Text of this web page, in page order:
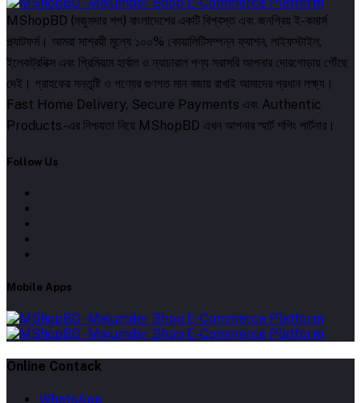
MShopBD (মজুমদার শপ) বাংলাদেশের একটি বিশ্বস্ত এবং জনপ্রিয় ই-কমার্স
প্ল্যাটফর্ম। আমরা সাশ্রয়ী মূল্যে ১০০% কোয়ালিটিসম্পন্ন ফ্যাশন, লাইফস্টাইল,
ইলেকট্রনিক্স এবং প্রিমিয়াম হার্বাল ও ন্যাচারাল পণ্য সরাসরি আপনার দোরগোড়ায় পৌঁছে
দেই। গ্রাহকের সন্তুষ্টি ও পণ্যের গুণগত মান বজায় রাখাই আমাদের প্রধান লক্ষ্য।
Fast Home Delivery, Secure Payments এবং Authentic
Products-এর নিশ্চয়তা নিয়ে MShopBD এখন আপনার স্মার্ট শপিং পার্টনার।
Follow Us
Mobile Apps
Online Contack
WhatsApp